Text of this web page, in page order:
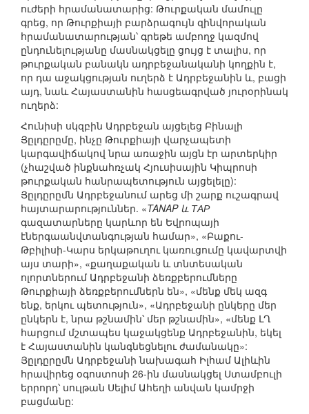
ուժերի հրամանատարից: Թուրքական մամուլը
գրեց, որ Թուրքիայի բարձրագույն զինվորական
հրամանատարության՝ գրեթե ամբողջ կազմով
ընդունելությանը մասնակցելը ցույց է տալիս, որ
թուրքական բանակն ադրբեջանականի կողքին է,
որ դա աջակցության ուղերձ է Ադրբեջանին և, բացի
այդ, նաև Հայաստանին հասցեագրված յուրօրինակ
ուղերձ:
Հունիսի սկզբին Ադրբեջան այցելեց Բինալի
Յըլդըրըմը, ինչը Թուրքիայի վարչապետի
կարգավիճակով նրա առաջին այցն էր արտերկիր
(չհաշված ինքնահռչակ Հյուսիսային Կիպրոսի
թուրքական հանրապետություն այցելելը):
Յըլդըրըմն Ադրբեջանում արեց մի շարք ուշագրավ
հայտարարություններ. «TANAP և ТАР
գազատարները կարևոր են Եվրոպայի
էներգաանվտանգության համար», «Բաքու-
Թբիլիսի-Կարս երկաթուղու կառուցումը կավարտվի
այս տարի», «քաղաքական և տնտեսական
ոլորտներում Ադրբեջանի ձեռքբերումները
Թուրքիայի ձեռքբերումներն են», «մենք մեկ ազգ
ենք, երկու պետություն», «Ադրբեջանի ընկերը մեր
ընկերն է, նրա թշնամին՝ մեր թշնամին», «մենք ԼՂ
հարցում մշտապես կաջակցենք Ադրբեջանին, եկել
է Հայաստանին կանգնեցնելու ժամանակը»:
Յըլդըրըմն Ադրբեջանի նախագահ Իլհամ Ալիևին
հրավիրեց օգոստոսի 26-ին մասնակցել Ստամբուլի
երրորդ՝ սուլթան Սելիմ Ահեղի անվան կամրջի
բացմանը: